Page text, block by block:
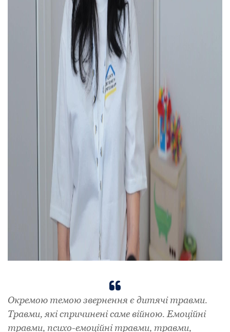
Окремою темою звернення є дитячі травми.
Травми, які спричинені саме війною. Емоційні
травми, психо-емоційні травми, травми,